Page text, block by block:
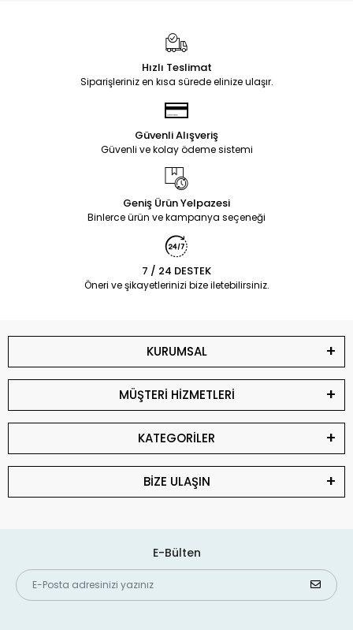
Hızlı Teslimat
Siparişleriniz en kısa sürede elinize ulaşır.
Güvenli Alışveriş
Güvenli ve kolay ödeme sistemi
Geniş Ürün Yelpazesi
Binlerce ürün ve kampanya seçeneği
7 / 24 DESTEK
Öneri ve şikayetlerinizi bize iletebilirsiniz.
KURUMSAL
MÜŞTERİ HİZMETLERİ
KATEGORİLER
BİZE ULAŞIN
E-Bülten